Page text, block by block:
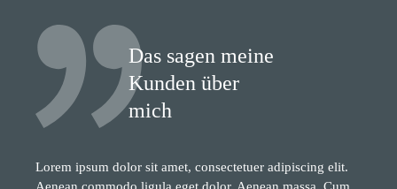
Das sagen meine
Kunden über
mich
Lorem ipsum dolor sit amet, consectetuer adipiscing elit.